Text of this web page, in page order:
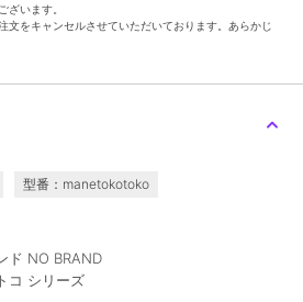
ざいます。
文をキャンセルさせていただいております。あらかじ
型番：manetokotoko
ド NO BRAND
コ シリーズ